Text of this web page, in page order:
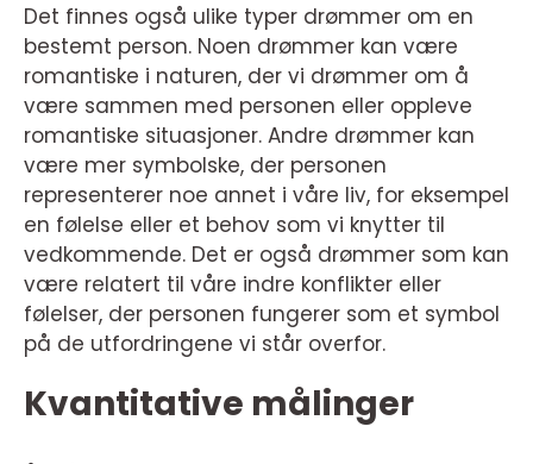
Det finnes også ulike typer drømmer om en
bestemt person. Noen drømmer kan være
romantiske i naturen, der vi drømmer om å
være sammen med personen eller oppleve
romantiske situasjoner. Andre drømmer kan
være mer symbolske, der personen
representerer noe annet i våre liv, for eksempel
en følelse eller et behov som vi knytter til
vedkommende. Det er også drømmer som kan
være relatert til våre indre konflikter eller
følelser, der personen fungerer som et symbol
på de utfordringene vi står overfor.
Kvantitative målinger